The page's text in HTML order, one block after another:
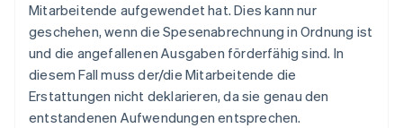
Mitarbeitende aufgewendet hat. Dies kann nur
geschehen, wenn die Spesenabrechnung in Ordnung ist
und die angefallenen Ausgaben förderfähig sind. In
diesem Fall muss der/die Mitarbeitende die
Erstattungen nicht deklarieren, da sie genau den
entstandenen Aufwendungen entsprechen.